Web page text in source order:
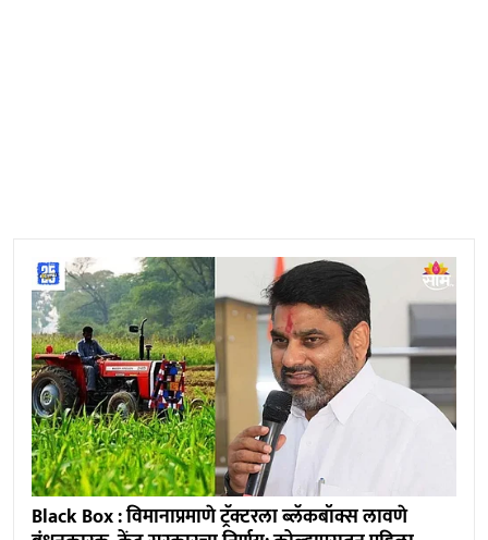
Black Box : विमानाप्रमाणे ट्रॅक्टरला ब्लॅकबॉक्स लावणे